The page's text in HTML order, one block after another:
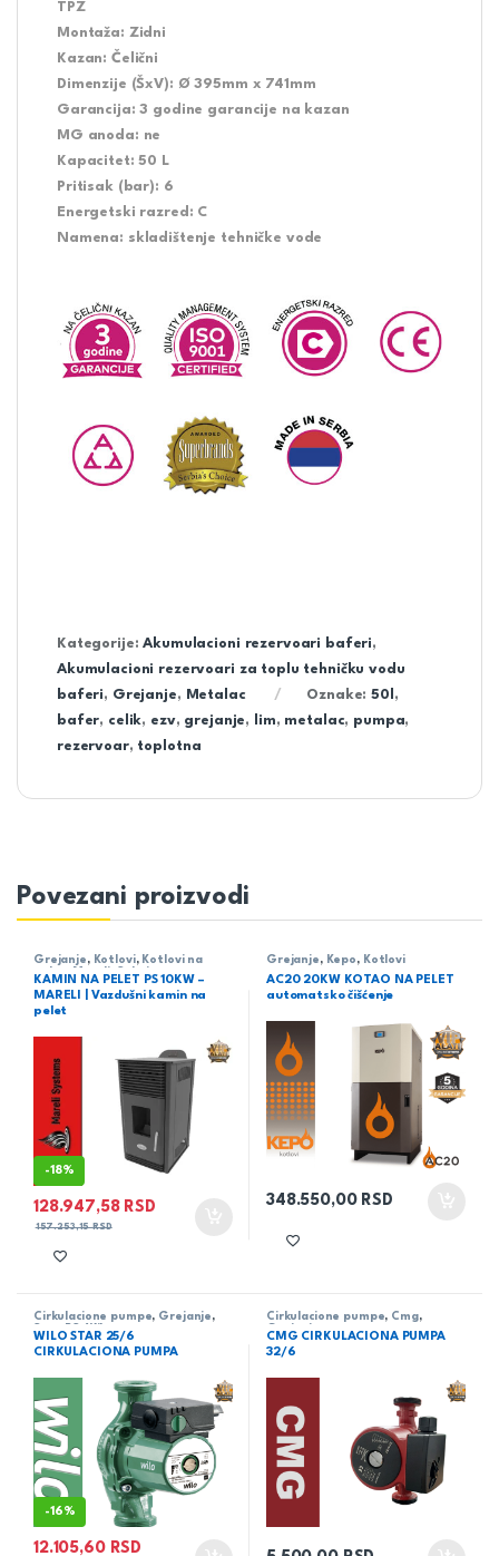
TPZ
Montaža: Zidni
Kazan: Čelični
Dimenzije (ŠxV): Ø 395mm x 741mm
Garancija: 3 godine garancije na kazan
MG anoda: ne
Kapacitet: 50 L
Pritisak (bar): 6
Energetski razred: C
Namena: skladištenje tehničke vode
Kategorije:Akumulacioni rezervoari baferi,
Akumulacioni rezervoari za toplu tehničku vodu
baferi, Grejanje, Metalac Oznake:50l ,
bafer, celik, ezv, grejanje, lim, metalac, pumpa,
rezervoar, toplotna
Povezani proizvodi
Grejanje , Kotlovi, Kotlovi na
KAMIN NA PELET PS 10KW –
MARELI | Vazdušni kamin na
pelet
-18%
128.947,58 RSD
157.253,15RSD
Grejanje , Kepo , Kotlovi
AC20 20KW KOTAO NA PELET
automatsko čišćenje
348.550,00 RSD
Cirkulacione pumpe, Grejanje ,
WILO STAR 25/6
CIRKULACIONA PUMPA
-16%
12.105,60 RSD
Cirkulacione pumpe, Cmg,
CMG CIRKULACIONA PUMPA
32/6